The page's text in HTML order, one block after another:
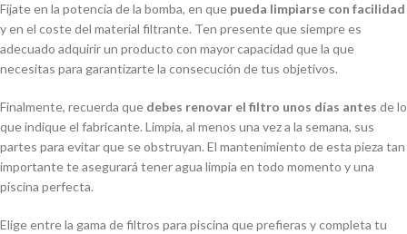
Fíjate en la potencia de la bomba, en que pueda limpiarse con facilidad
y en el coste del material filtrante. Ten presente que siempre es
adecuado adquirir un producto con mayor capacidad que la que
necesitas para garantizarte la consecución de tus objetivos.
Finalmente, recuerda que debes renovar el filtro unos días antes de lo
que indique el fabricante. Limpia, al menos una vez a la semana, sus
partes para evitar que se obstruyan. El mantenimiento de esta pieza tan
importante te asegurará tener agua limpia en todo momento y una
piscina perfecta.
Elige entre la gama de filtros para piscina que prefieras y completa tu